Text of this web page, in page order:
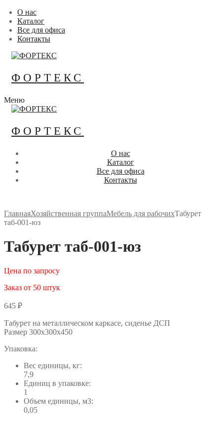
Перейти
содержимому
Меню
Закрыть
О нас
Каталог
Все для офиса
Контакты
ФОРТЕКС
Меню
ФОРТЕКС
О нас
Каталог
Все для офиса
Контакты
ГлавнаяХозяйственная группаМебель для рабочихТабурет
таб-001-юз
Табурет таб-001-юз
Цена по запросу
Заказ от 50 штук
645 ₽
Табурет на металлическом каркасе, сиденье ДСП
Размер 300х300х450
Упаковка:
Вес единицы, кг:
7,9
Единиц в упаковке:
1
Объем единицы, м3:
0,05